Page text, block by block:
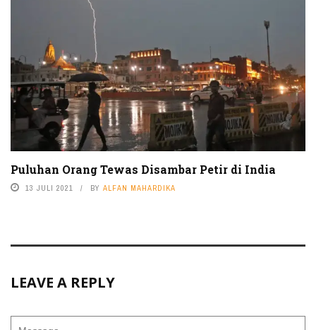
Puluhan Orang Tewas Disambar Petir di India
13 JULI 2021 BY ALFAN MAHARDIKA
LEAVE A REPLY